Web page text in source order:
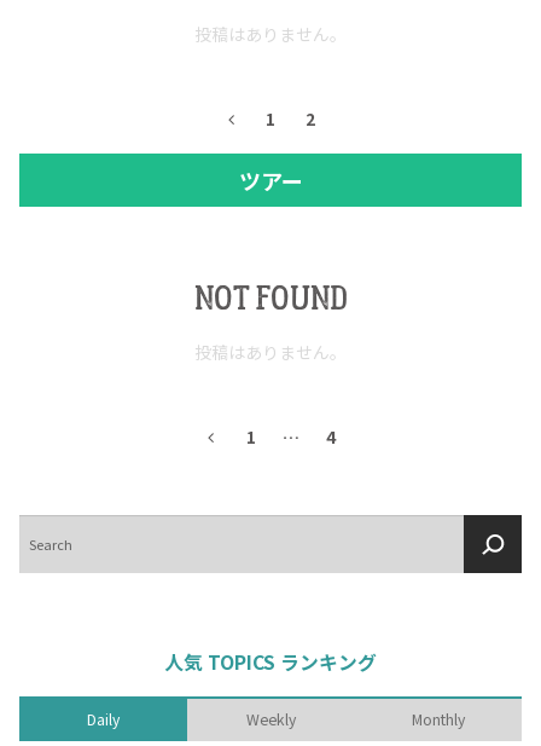
投稿はありません。
1 2
ツアー
NOT FOUND
投稿はありません。
1 … 4
索
人気 TOPICS ランキング
Daily Weekly Monthly